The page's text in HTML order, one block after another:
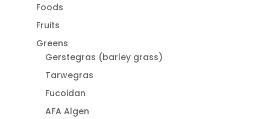
Foods
Fruits
Greens
Gerstegras (barley grass)
Tarwegras
Fucoidan
AFA Algen